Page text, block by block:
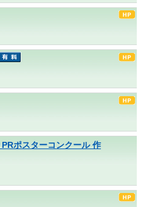
ポスターコンクール 作